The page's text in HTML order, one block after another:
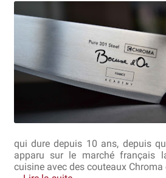
qui dure depuis 10 ans, depuis
apparu sur le marché français
cuisine avec des couteaux Chroma